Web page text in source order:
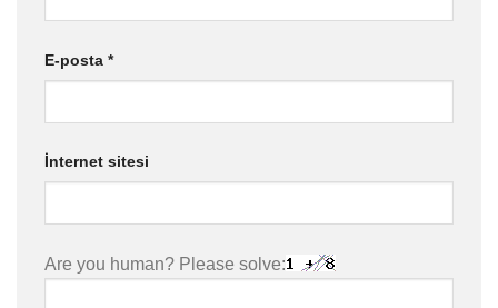
E-posta *
İnternet sitesi
Are you human? Please solve: